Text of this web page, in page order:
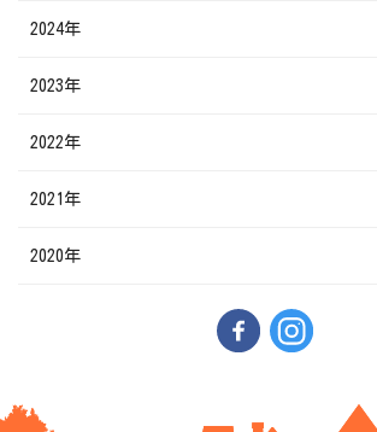
2024年
2023年
2022年
2021年
2020年